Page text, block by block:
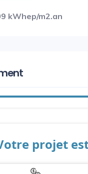
kWhep/m2.an